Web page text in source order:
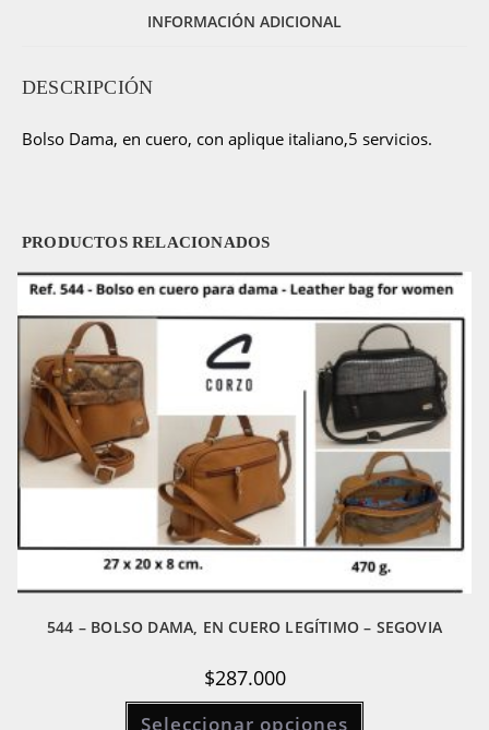
INFORMACIÓN ADICIONAL
DESCRIPCIÓN
Bolso Dama, en cuero, con aplique italiano,5 servicios.
PRODUCTOS RELACIONADOS
544 – BOLSO DAMA, EN CUERO LEGÍTIMO – SEGOVIA
$287.000
Seleccionar opciones